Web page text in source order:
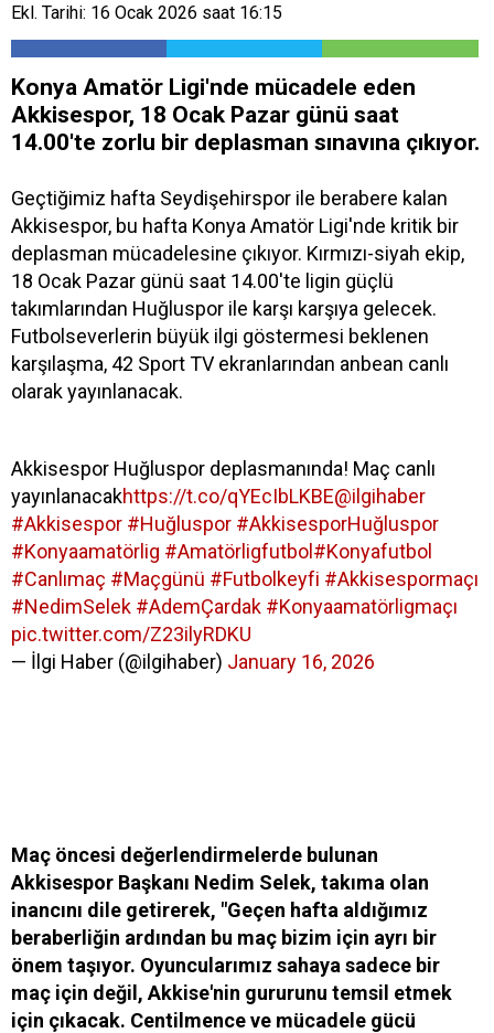
Ekl. Tarihi: 16 Ocak 2026 saat 16:15
Konya Amatör Ligi'nde mücadele eden
Akkisespor, 18 Ocak Pazar günü saat
14.00'te zorlu bir deplasman sınavına çıkıyor.
Geçtiğimiz hafta Seydişehirspor ile berabere kalan
Akkisespor, bu hafta Konya Amatör Ligi'nde kritik bir
deplasman mücadelesine çıkıyor. Kırmızı-siyah ekip,
18 Ocak Pazar günü saat 14.00'te ligin güçlü
takımlarından Huğluspor ile karşı karşıya gelecek.
Futbolseverlerin büyük ilgi göstermesi beklenen
karşılaşma, 42 Sport TV ekranlarından anbean canlı
olarak yayınlanacak.
Akkisespor Huğluspor deplasmanında! Maç canlı
yayınlanacakhttps://t.co/qYEcIbLKBE@ilgihaber
#Akkisespor #Huğluspor #AkkisesporHuğluspor
#Konyaamatörlig #Amatörligfutbol#Konyafutbol
#Canlımaç #Maçgünü #Futbolkeyfi #Akkisespormaçı
#NedimSelek #AdemÇardak #Konyaamatörligmaçı
pic.twitter.com/Z23ilyRDKU
— İlgi Haber (@ilgihaber) January 16, 2026
Maç öncesi değerlendirmelerde bulunan
Akkisespor Başkanı Nedim Selek, takıma olan
inancını dile getirerek, "Geçen hafta aldığımız
beraberliğin ardından bu maç bizim için ayrı bir
önem taşıyor. Oyuncularımız sahaya sadece bir
maç için değil, Akkise'nin gururunu temsil etmek
için çıkacak. Centilmence ve mücadele gücü